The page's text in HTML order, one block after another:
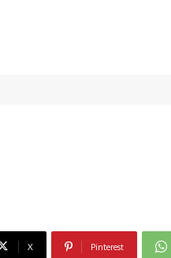
X Pinterest